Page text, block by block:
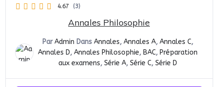
4.67 (3)
Annales Philosophie
ParAdmin Dans Annales, Annales A, Annales C,
Annales D, Annales Philosophie, BAC, Préparation
aux examens, Série A, Série C, Série D